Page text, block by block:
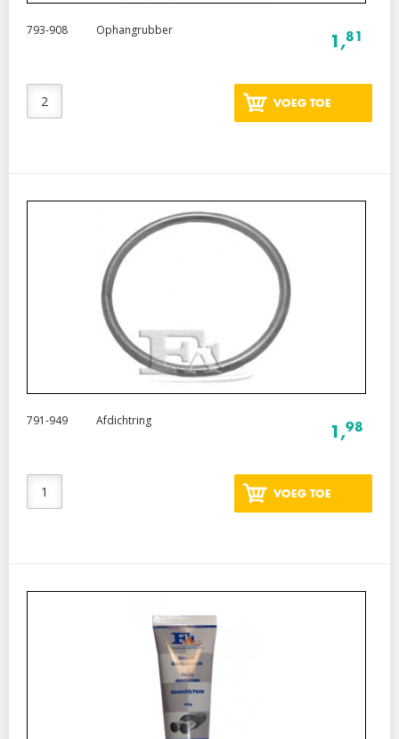
793-908 Ophangrubber
1,81
VOEG TOE
791-949 Afdichtring
1,98
VOEG TOE